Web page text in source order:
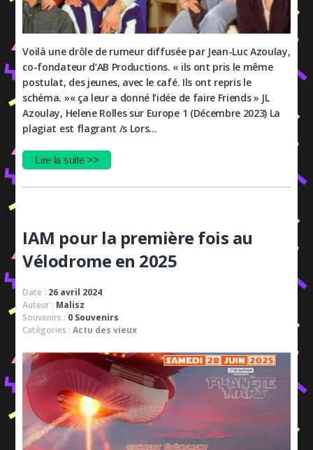
Voilà une drôle de rumeur diffusée par Jean-Luc Azoulay,
co-fondateur d’AB Productions. « ils ont pris le même
postulat, des jeunes, avec le café. Ils ont repris le
schéma. »« ça leur a donné l’idée de faire Friends » JL
Azoulay, Helene Rolles sur Europe 1 (Décembre 2023) La
plagiat est flagrant /s Lors…
Lire la suite >>
IAM pour la première fois au
Vélodrome en 2025
Date : 26 avril 2024
Auteur : Malisz
Souvenirs : 0 Souvenirs
Catégories :Actu des vieux